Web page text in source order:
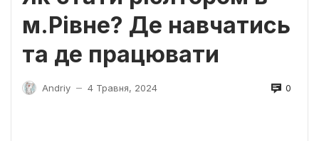
м.Рівне? Де навчатись
та де працювати
Andriy — 4 Травня, 2024 0